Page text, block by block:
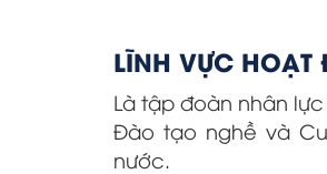
LĨNH VỰC HOẠT
Là tập đoàn nhân
Đào tạo nghề và
nước.